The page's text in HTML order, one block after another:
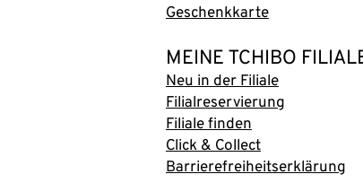
Geschenkkarte
MEINE TCHIBO
Neu in der Filiale
Filialreservierung
Filiale finden
Click & Collect
Barrierefreiheitserklärung